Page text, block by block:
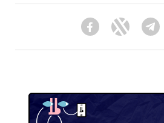
FacebookTwitter